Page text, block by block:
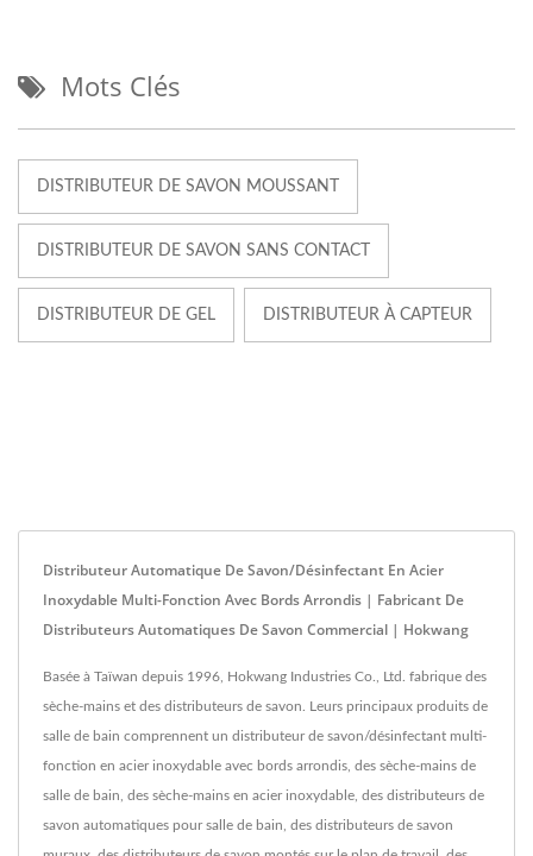
Mots Clés
DISTRIBUTEUR DE SAVON MOUSSANT
DISTRIBUTEUR DE SAVON SANS CONTACT
DISTRIBUTEUR DE GEL DISTRIBUTEUR À CAPTEUR
Distributeur Automatique De Savon/désinfectant En Acier
Inoxydable Multi-Fonction Avec Bords Arrondis | Fabricant De
Distributeurs Automatiques De Savon Commercial | Hokwang
Basée à Taïwan depuis 1996, Hokwang Industries Co., Ltd. fabrique des
sèche-mains et des distributeurs de savon. Leurs principaux produits de
salle de bain comprennent un distributeur de savon/désinfectant multi-
fonction en acier inoxydable avec bords arrondis, des sèche-mains de
salle de bain, des sèche-mains en acier inoxydable, des distributeurs de
savon automatiques pour salle de bain, des distributeurs de savon